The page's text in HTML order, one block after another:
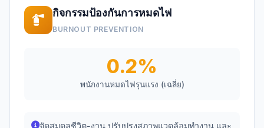
กิจกรรมป้องกันการหมดไฟ
BURNOUT PREVENTION
0.2%
พนักงานหมดไฟรุนแรง (เฉลี่ย)
จัดสมดุลชีวิต-งาน ปรับปรุงสภาพแวดล้อมทำงาน และ